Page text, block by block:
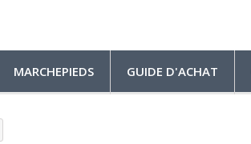
MARCHEPIEDS GUIDE D'ACHAT